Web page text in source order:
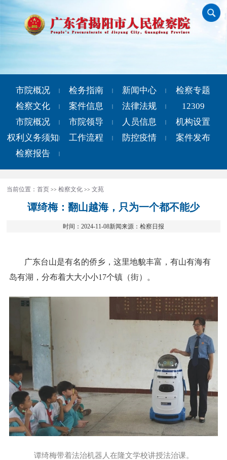
市院概况 检务指南 新闻中心
检察专题
检察文化
案件信息 法律法规
12309
市院概况
市院领导 人员信息
机构设置
权利义务须知
工作流程 防控疫情
案件发布
检察报告
当前位置：首页 >>检察文化 >>文苑
谭绮梅：翻山越海，只为一个都不能少
时间：2024-11-08新闻来源：检察日报
广东台山是有名的侨乡，这里地貌丰富，有山有海有
岛有湖，分布着大大小小17个镇（街）。
谭绮梅带着法治机器人在隆文学校讲授法治课。